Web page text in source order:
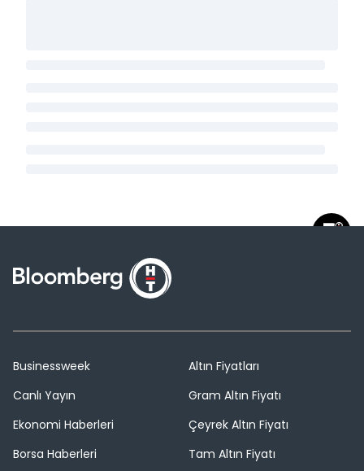
Businessweek
Canlı Yayın
Ekonomi Haberleri
Borsa Haberleri
Altın Fiyatları
Gram Altın Fiyatı
Çeyrek Altın Fiyatı
Tam Altın Fiyatı